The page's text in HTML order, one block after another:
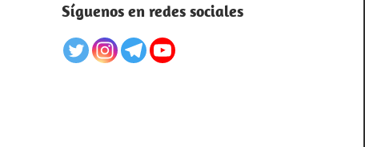
Síguenos en redes sociales